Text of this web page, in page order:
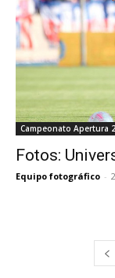
Campeonato Apertura
Fotos:
Equipo fotográfico -